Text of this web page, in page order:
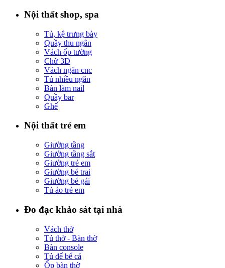
Nội thất shop, spa
Tủ, kệ trưng bày
Quầy thu ngân
Vách ốp tường
Chữ 3D
Vách ngăn cnc
Tủ nhiều ngăn
Bàn làm nail
Quầy bar
Ghế
Nội thất trẻ em
Giường tầng
Giường tầng sắt
Giường trẻ em
Giường bé trai
Giường bé gái
Tủ áo trẻ em
Đo đạc khảo sát tại nhà
Vách thờ
Tủ thờ - Bàn thờ
Bàn console
Tủ để bể cá
Ốp bàn thờ